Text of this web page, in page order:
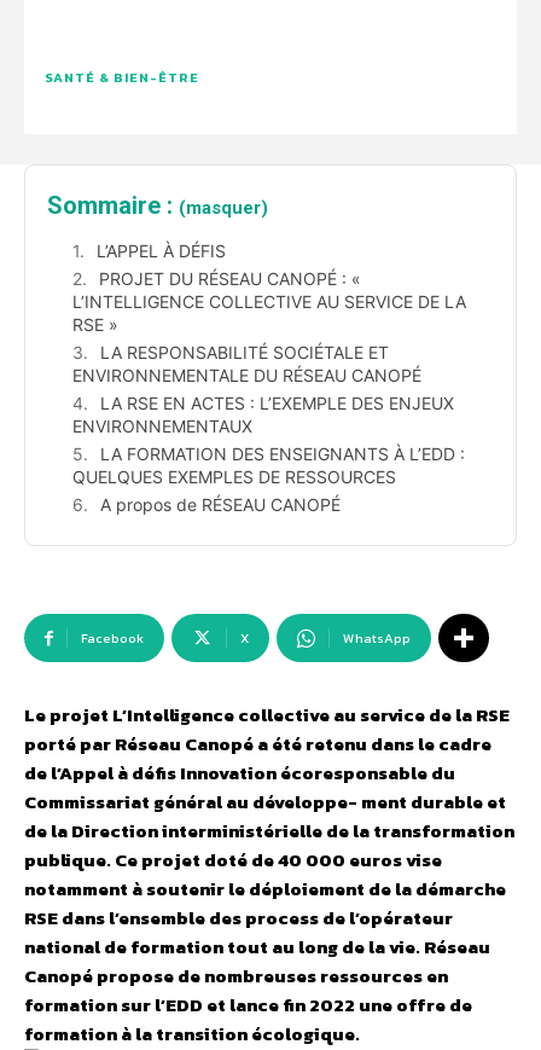
SANTÉ & BIEN-ÊTRE
Sommaire : (masquer)
L’APPEL À DÉFIS
PROJET DU RÉSEAU CANOPÉ : «
L’INTELLIGENCE COLLECTIVE AU SERVICE DE LA
RSE »
LA RESPONSABILITÉ SOCIÉTALE ET
ENVIRONNEMENTALE DU RÉSEAU CANOPÉ
LA RSE EN ACTES : L’EXEMPLE DES ENJEUX
ENVIRONNEMENTAUX
LA FORMATION DES ENSEIGNANTS À L’EDD :
QUELQUES EXEMPLES DE RESSOURCES
A propos de RÉSEAU CANOPÉ
Facebook X WhatsApp
Le projet L’Intelligence collective au service de la RSE
porté par Réseau Canopé a été retenu dans le cadre
de l’Appel à défis Innovation écoresponsable du
Commissariat général au développe- ment durable et
de la Direction interministérielle de la transformation
publique. Ce projet doté de 40 000 euros vise
notamment à soutenir le déploiement de la démarche
RSE dans l’ensemble des process de l’opérateur
national de formation tout au long de la vie. Réseau
Canopé propose de nombreuses ressources en
formation sur l’EDD et lance fin 2022 une offre de
formation à la transition écologique.